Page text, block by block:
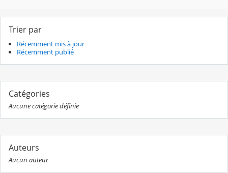
Trier par
Récemment mis à jour
Récemment publié
Catégories
Aucune catégorie définie
Auteurs
Aucun auteur